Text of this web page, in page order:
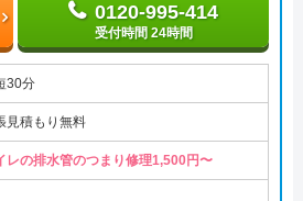
0120-995-414
受付時間 24時間
30分
見積もり無料
レの排水管のつまり修理1,500円〜